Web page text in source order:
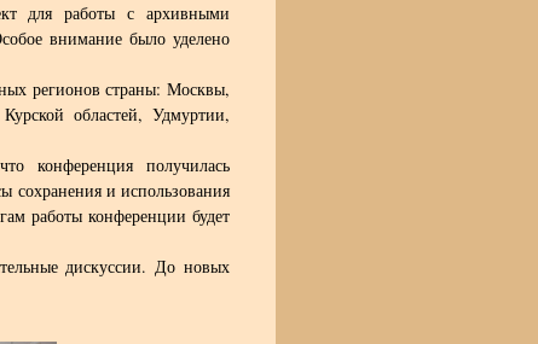
для работы с архивными
внимание было уделено
регионов страны: Москвы,
областей, Удмуртии,
конференция получилась
сохранения и использования
работы конференции будет
дискуссии. До новых